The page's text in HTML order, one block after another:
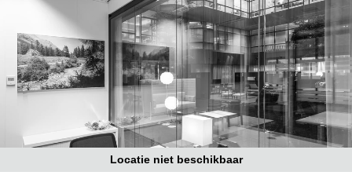
Amsterdam
Westpoort
center
Hilversum
Business
center
Den
Haag
Breda
Coworking
Locatie niet beschikbaar